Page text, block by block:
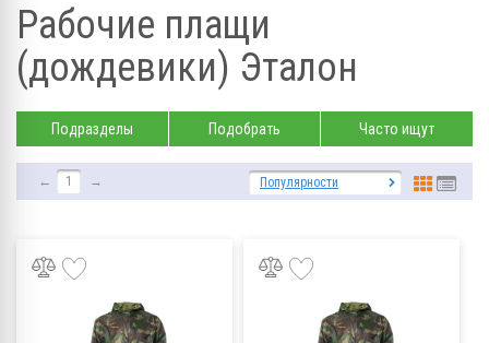
Рабочие плащи
(дождевики) Эталон
Подразделы Подобрать Часто ищут
← 1 → Популярности